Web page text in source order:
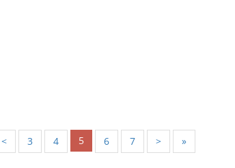
< 3 4 5 6 7 > »